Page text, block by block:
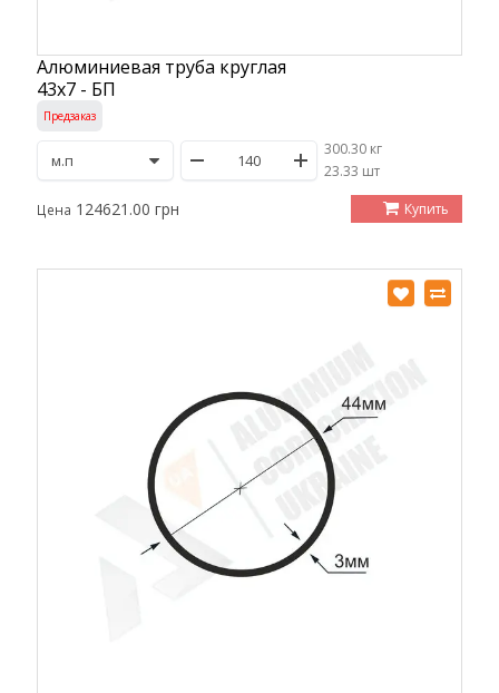
Алюминиевая труба круглая
43х7 - БП
Предзаказ
300.30 кг
/23.33 шт
Цена 124621.00 грн Купить